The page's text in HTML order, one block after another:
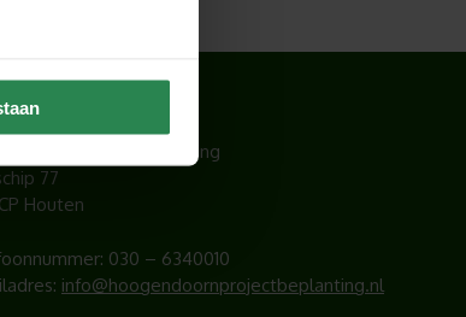
Projectbeplanting
77
Houten
030 – 6340010
info@hoogendoornprojectbeplanting.nl